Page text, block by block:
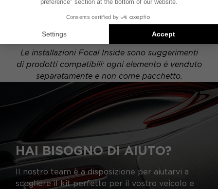
tuo veicolo è equipaggiato con un'opzione hi-fi
specifica, il posizionamento degli elementi
indicati nello schema potrebbe variare.
Le installazioni Focal Inside sono suggerimenti
di prodotti compatibili: ogni elemento è venduto
separatamente e non come pacchetto.
HAI BISOGNO DI AIUTO?
Il nostro team è a disposizione per aiutarvi a
scegliere il kit perfetto per il vostro veicolo e